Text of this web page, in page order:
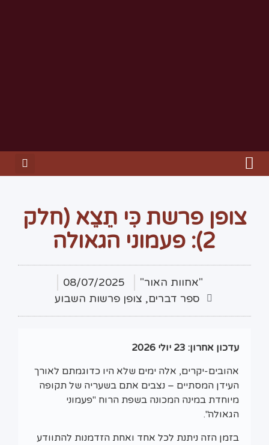
צופן פרשת כִּי תֵצֵא (חלק
2): פעמוני הגאולה
"אחוות האור"
08/07/2025
ספר דברים, צופן פרשות השבוע
עדכון אחרון: 23 יולי 2026
אהובים-יקרים, אלה ימים שלא היו כדוגמתם לאורך
העידן המסתיים – נצבים אתם בשעריה של תקופה
מיוחדת במינה המכונה בשפת הרוח "פעמוני
הגאולה".
בזמן הזה ניתנת לכל אחד ואחת הזדמנות להתוודע